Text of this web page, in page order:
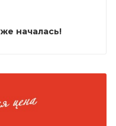
началась!